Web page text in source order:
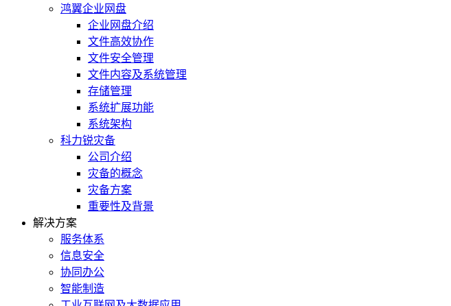
鸿翼企业网盘
企业网盘介绍
文件高效协作
文件安全管理
文件内容及系统管理
存储管理
系统扩展功能
系统架构
科力锐灾备
公司介绍
灾备的概念
灾备方案
重要性及背景
解决方案
服务体系
信息安全
协同办公
智能制造